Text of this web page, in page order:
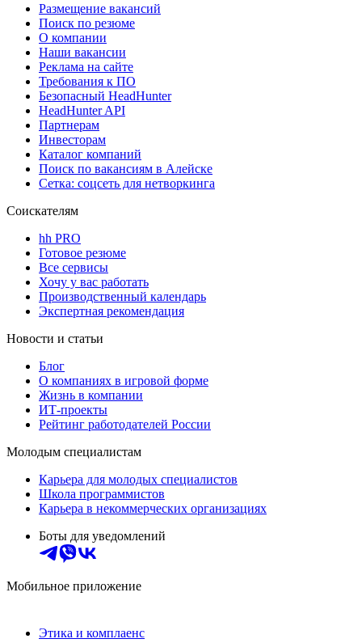
Размещение вакансий
Поиск по резюме
О компании
Наши вакансии
Реклама на сайте
Требования к ПО
Безопасный HeadHunter
HeadHunter API
Партнерам
Инвесторам
Каталог компаний
Поиск по вакансиям в Алейске
Сетка: соцсеть для нетворкинга
Соискателям
hh PRO
Готовое резюме
Все сервисы
Хочу у вас работать
Производственный календарь
Экспертная рекомендация
Новости и статьи
Блог
О компаниях в игровой форме
Жизнь в компании
ИТ-проекты
Рейтинг работодателей России
Молодым специалистам
Карьера для молодых специалистов
Школа программистов
Карьера в некоммерческих организациях
Боты для уведомлений
Мобильное приложение
Этика и комплаенс